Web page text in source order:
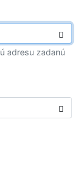
adresu zadanú